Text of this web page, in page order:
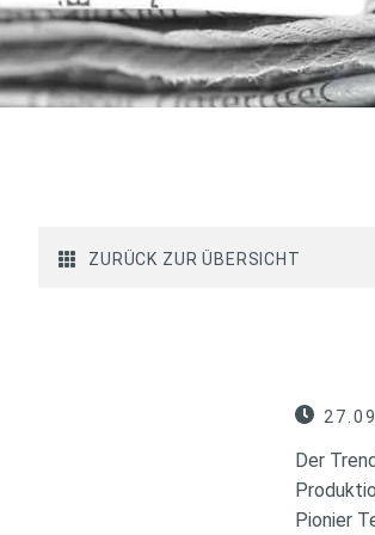
ZURÜCK ZUR ÜBERSICHT
Der
Pionier